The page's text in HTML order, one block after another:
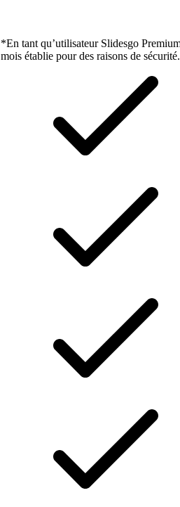
*En tant qu’utilisateur Slidesgo
mois établie pour des raisons de sécurité.